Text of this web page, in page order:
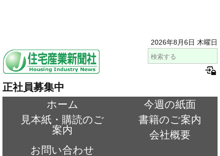
2026年8月6日 木曜日
正社員募集中
ホーム
今週の紙面
見本紙・購読のご
案内
書籍のご案内
会社概要
お問い合わせ